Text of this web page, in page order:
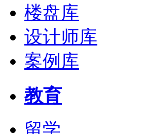
楼盘库
设计师库
案例库
教育
留学